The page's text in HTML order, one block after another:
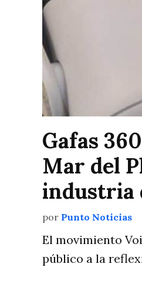
Gafas
Mar del
industria
por Punto Noticias
El movimiento
público a la